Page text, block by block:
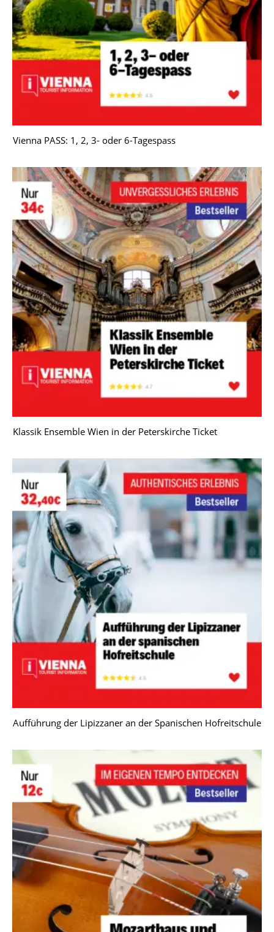
Vienna PASS: 1, 2, 3- oder 6-Tagespass
Klassik Ensemble Wien in der Peterskirche Ticket
Aufführung der Lipizzaner an der Spanischen Hofreitschule